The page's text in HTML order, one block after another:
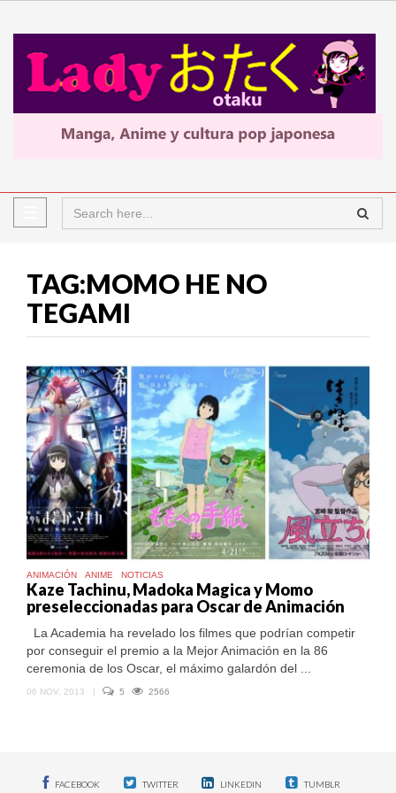
TAG:MOMO HE NO
TEGAMI
ANIMACIÓN ANIME NOTICIAS
Kaze Tachinu, Madoka Magica y Momo
preseleccionadas para Oscar de Animación
La Academia ha revelado los filmes que podrían competir
por conseguir el premio a la Mejor Animación en la 86
ceremonia de los Oscar, el máximo galardón del ...
06 NOV, 2013 | 5 2566
FACEBOOK TWITTER LINKEDIN TUMBLR